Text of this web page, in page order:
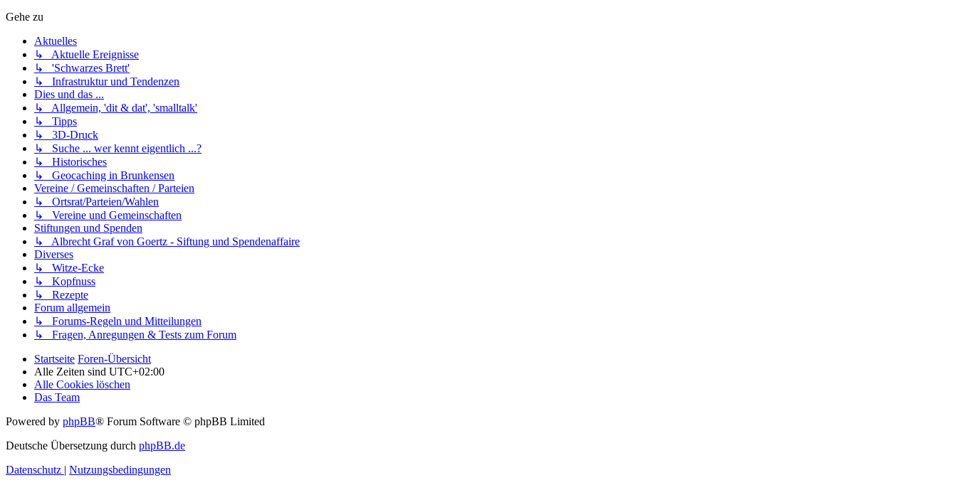
Gehe zu
Aktuelles
↳ Aktuelle Ereignisse
↳ 'Schwarzes Brett'
↳ Infrastruktur und Tendenzen
Dies und das ...
↳ Allgemein, 'dit & dat', 'smalltalk'
↳ Tipps
↳ 3D-Druck
↳ Suche ... wer kennt eigentlich ...?
↳ Historisches
↳ Geocaching in Brunkensen
Vereine / Gemeinschaften / Parteien
↳ Ortsrat/Parteien/Wahlen
↳ Vereine und Gemeinschaften
Stiftungen und Spenden
↳ Albrecht Graf von Goertz - Siftung und Spendenaffaire
Diverses
↳ Witze-Ecke
↳ Kopfnuss
↳ Rezepte
Forum allgemein
↳ Forums-Regeln und Mitteilungen
↳ Fragen, Anregungen & Tests zum Forum
Startseite Foren-Übersicht
Alle Zeiten sind UTC+02:00
Alle Cookies löschen
Das Team
Powered by phpBB® Forum Software © phpBB Limited
Deutsche Übersetzung durch phpBB.de
Datenschutz | Nutzungsbedingungen